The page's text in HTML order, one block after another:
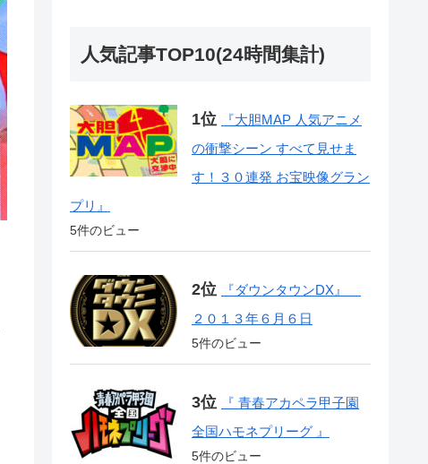
人気記事TOP10(24時間集計)
『大胆MAP 人気アニメ
の衝撃シーン すべて見せま
す！３０連発 お宝映像グラン
プリ』
5件のビュー
『ダウンタウンDX』
２０１３年６月６日
5件のビュー
『 青春アカペラ甲子園
全国ハモネプリーグ 』
5件のビュー